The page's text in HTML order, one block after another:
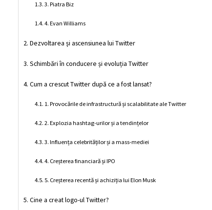
3. Piatra Biz
4. Evan Williams
Dezvoltarea și ascensiunea lui Twitter
Schimbări în conducere și evoluția Twitter
Cum a crescut Twitter după ce a fost lansat?
1. Provocările de infrastructură și scalabilitate ale Twitter
2. Explozia hashtag-urilor și a tendințelor
3. Influența celebrităților și a mass-mediei
4. Creșterea financiară și IPO
5. Creșterea recentă și achiziția lui Elon Musk
Cine a creat logo-ul Twitter?